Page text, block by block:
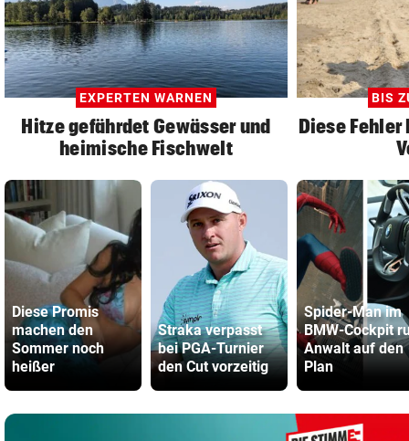
EXPERTEN WARNEN
Hitze gefährdet Gewässer und
heimische Fischwelt
BIS
Diese
Diese Promis
machen den
Sommer noch
heißer
Straka verpasst
bei PGA-Turnier
den Cut vorzeitig
Spider-Man im
BMW-Cockpit
Anwalt auf den
Plan